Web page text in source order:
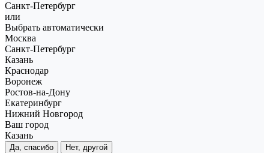
Санкт-Петербург
или
Выбрать автоматически
Москва
Санкт-Петербург
Казань
Краснодар
Воронеж
Ростов-на-Дону
Екатеринбург
Нижний Новгород
Ваш город
Казань
Да, спасибо Нет, другой